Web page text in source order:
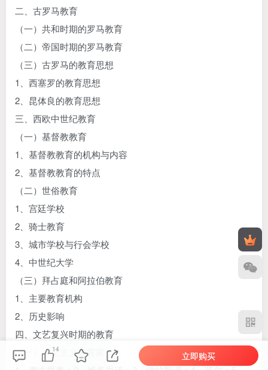
二、古罗马教育
（一）共和时期的罗马教育
（二）帝国时期的罗马教育
（三）古罗马的教育思想
1、西塞罗的教育思想
2、昆体良的教育思想
三、西欧中世纪教育
（一）基督教教育
1、基督教教育的机构与内容
2、基督教教育的特点
（二）世俗教育
1、宫廷学校
2、骑士教育
3、城市学校与行会学校
4、中世纪大学
（三）拜占庭和阿拉伯教育
1、主要教育机构
2、历史影响
四、文艺复兴时期的教育
（一）人文主义教育家
14
立即购买